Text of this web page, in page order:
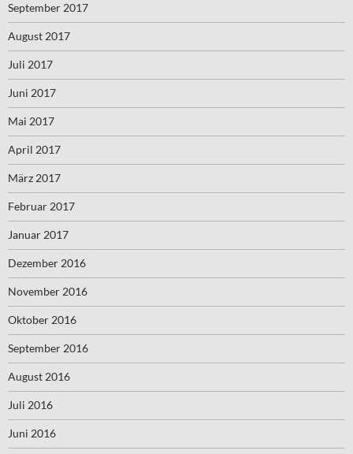
September 2017
August 2017
Juli 2017
Juni 2017
Mai 2017
April 2017
März 2017
Februar 2017
Januar 2017
Dezember 2016
November 2016
Oktober 2016
September 2016
August 2016
Juli 2016
Juni 2016